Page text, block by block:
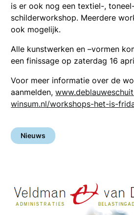
is er ook nog een textiel-,
schilderworkshop. Meerdere
ook mogelijk.
Alle kunstwerken en –vormen
een finissage op zaterdag 16
Voor meer informatie over de
aanmelden,
winsum.nl/workshops-het-is-
Nieuws